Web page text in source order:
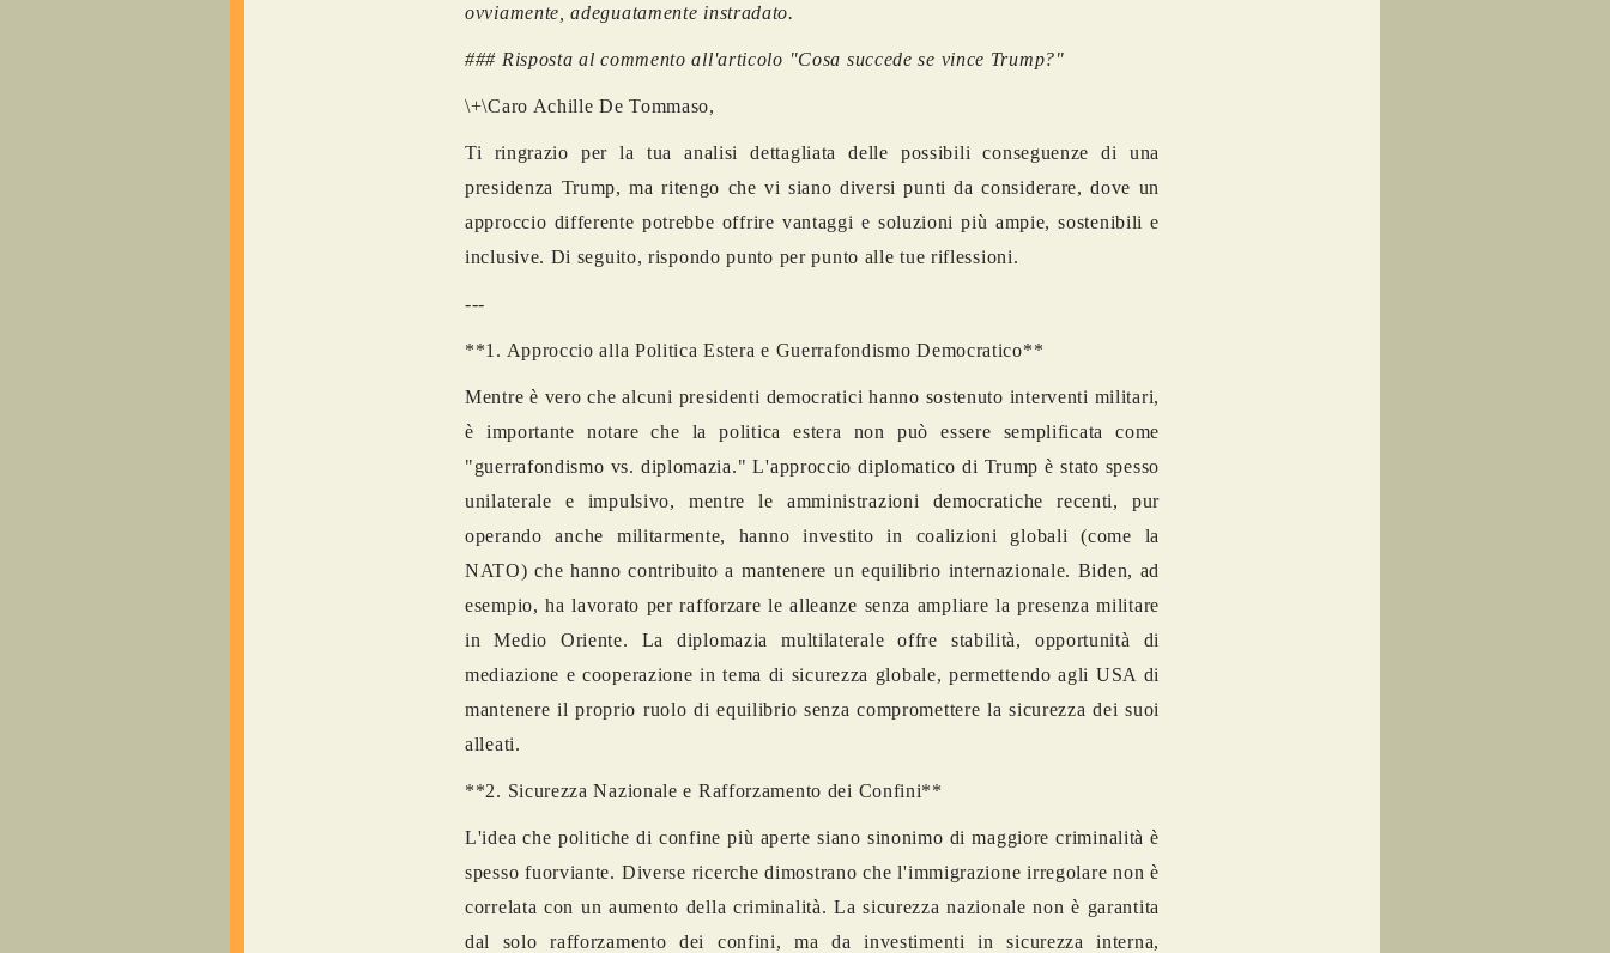
ovviamente, adeguatamente instradato.
### Risposta al commento all'articolo "Cosa succede se vince Trump?"
\+\Caro Achille De Tommaso,
Ti ringrazio per la tua analisi dettagliata delle possibili conseguenze di una
presidenza Trump, ma ritengo che vi siano diversi punti da considerare, dove un
approccio differente potrebbe offrire vantaggi e soluzioni più ampie, sostenibili e
inclusive. Di seguito, rispondo punto per punto alle tue riflessioni.
---
**1. Approccio alla Politica Estera e Guerrafondismo Democratico**
Mentre è vero che alcuni presidenti democratici hanno sostenuto interventi militari,
è importante notare che la politica estera non può essere semplificata come
"guerrafondismo vs. diplomazia." L'approccio diplomatico di Trump è stato spesso
unilaterale e impulsivo, mentre le amministrazioni democratiche recenti, pur
operando anche militarmente, hanno investito in coalizioni globali (come la
NATO) che hanno contribuito a mantenere un equilibrio internazionale. Biden, ad
esempio, ha lavorato per rafforzare le alleanze senza ampliare la presenza militare
in Medio Oriente. La diplomazia multilaterale offre stabilità, opportunità di
mediazione e cooperazione in tema di sicurezza globale, permettendo agli USA di
mantenere il proprio ruolo di equilibrio senza compromettere la sicurezza dei suoi
alleati.
**2. Sicurezza Nazionale e Rafforzamento dei Confini**
L'idea che politiche di confine più aperte siano sinonimo di maggiore criminalità è
spesso fuorviante. Diverse ricerche dimostrano che l'immigrazione irregolare non è
correlata con un aumento della criminalità. La sicurezza nazionale non è garantita
dal solo rafforzamento dei confini, ma da investimenti in sicurezza interna,